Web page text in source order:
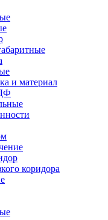
и материал
коридора